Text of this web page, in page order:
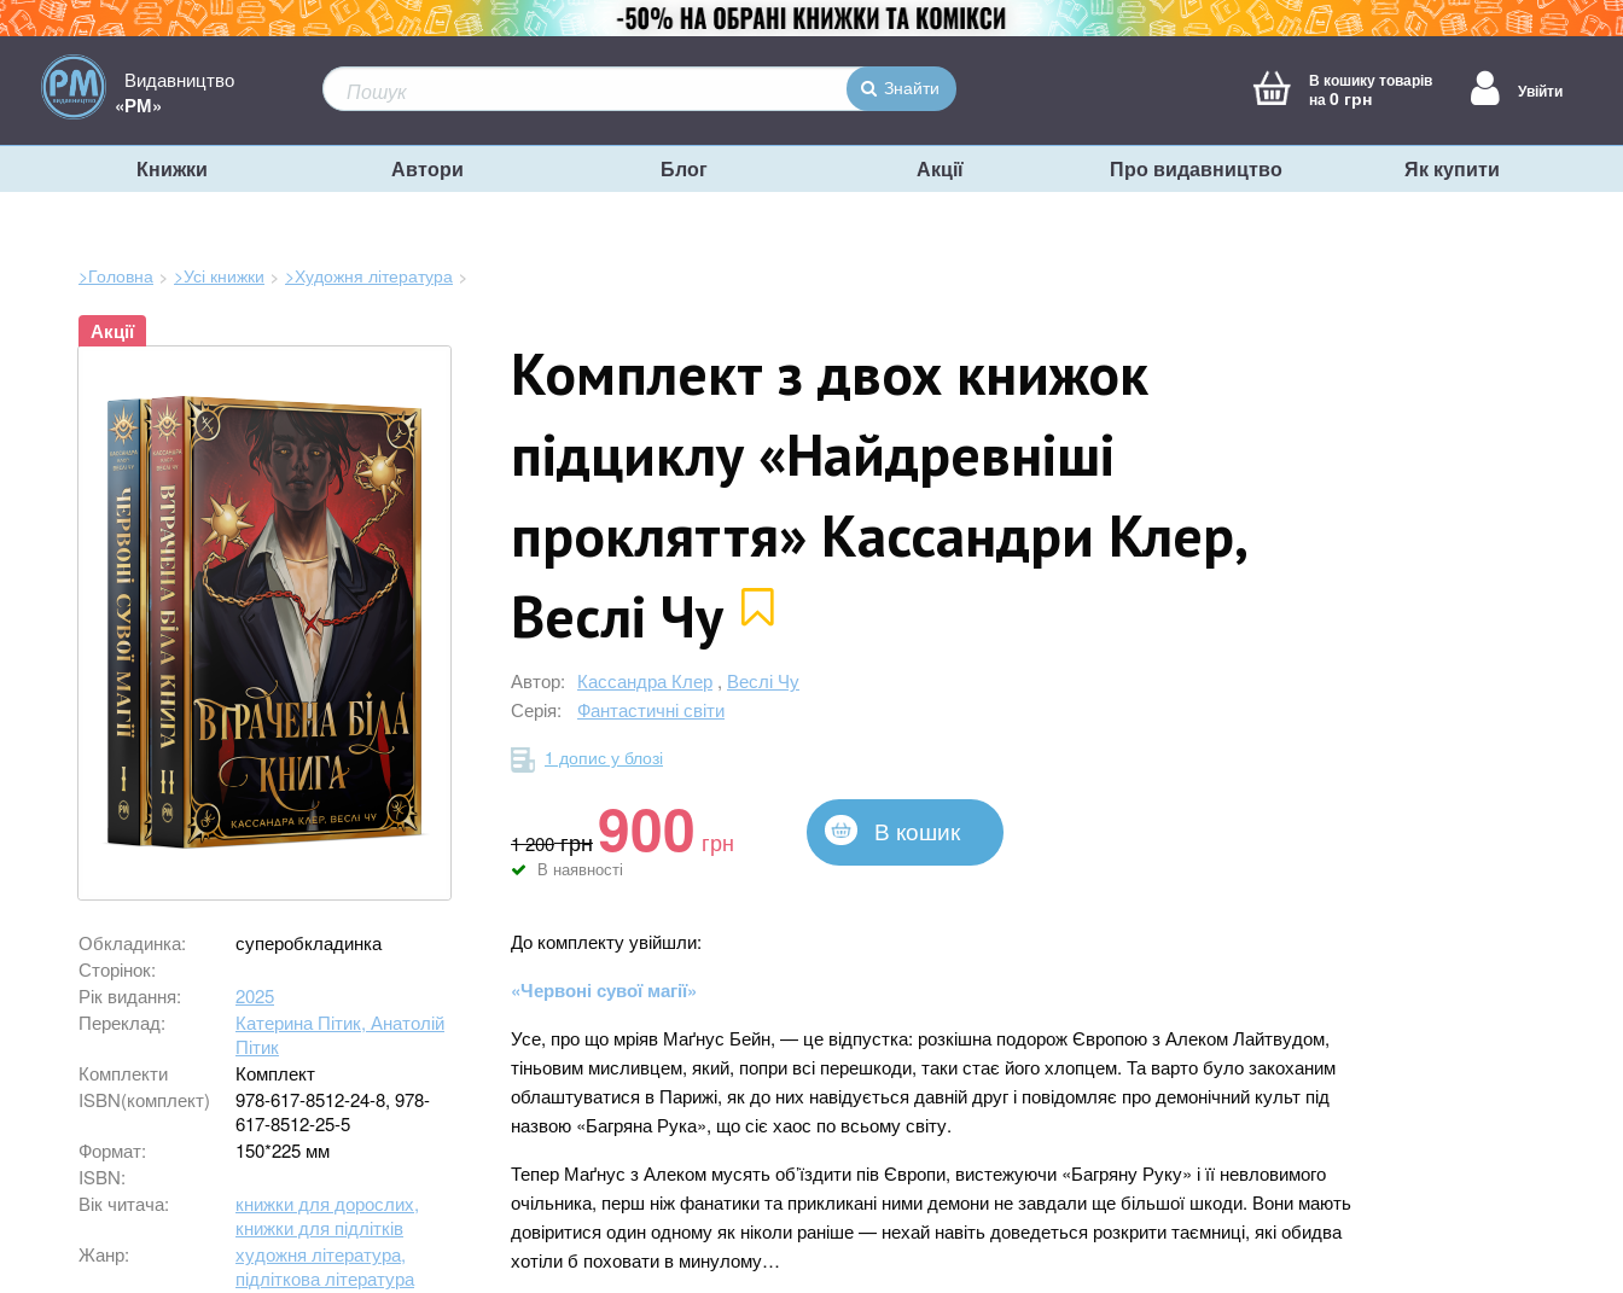
Видавництво
«РМ»
Знайти
В кошику товарів
на0 грн Увійти
Книжки Автори Блог Акції Про видавництво Як купити
>Головна >Усі книжки
>Художня література
тут:
Акції
Обкладинка:
суперобкладинка
Сторінок:
Рік видання:
2025
Переклад:
Катерина Пітик, Анатолій
Пітик
Комплекти
Комплект
ISBN(комплект)
978-617-8512-24-8, 978-
617-8512-25-5
Формат:
150*225 мм
ISBN:
Вік читача:
книжки для дорослих,
книжки для підлітків
Жанр:
художня література,
підліткова література
Комплект з двох книжок
підциклу «Найдревніші
прокляття» Кассандри Клер,
Веслі Чу
Автор: Кассандра Клер , Веслі Чу
Серія:
Фантастичні світи
1 допис у блозі
1 200грн900 грн
В наявності
В кошик
До комплекту увійшли:
«Червоні сувої магії»
Усе, про що мріяв Маґнус Бейн, — це відпустка: розкішна подорож Європою з Алеком Лайтвудом,
тіньовим мисливцем, який, попри всі перешкоди, таки стає його хлопцем. Та варто було закоханим
облаштуватися в Парижі, як до них навідується давній друг і повідомляє про демонічний культ під
назвою «Багряна Рука», що сіє хаос по всьому світу.
Тепер Маґнус з Алеком мусять об’їздити пів Європи, вистежуючи «Багряну Руку» і її невловимого
очільника, перш ніж фанатики та прикликані ними демони не завдали ще більшої шкоди. Вони мають
довіритися один одному як ніколи раніше — нехай навіть доведеться розкрити таємниці, які обидва
хотіли б поховати в минулому…